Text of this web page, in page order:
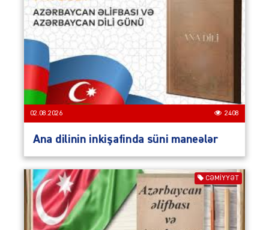
02.08.2026 2408
Ana dilinin inkişafinda süni maneələr
CƏMIYYƏT